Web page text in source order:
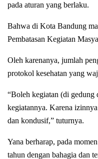
pada aturan yang berlaku.
Bahwa di Kota Bandung
Pembatasan Kegiatan
Oleh karenanya, jumlah
protokol kesehatan yang
“Boleh kegiatan (di
kegiatannya. Karena
dan kondusif,” tuturnya.
Yana berharap, pada
tahun dengan bahagia dan